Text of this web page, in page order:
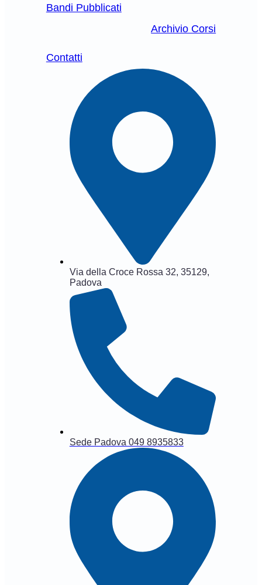
Bandi Pubblicati
Archivio Corsi
Contatti
Via della Croce Rossa 32, 35129,
Padova
Sede Padova 049 8935833